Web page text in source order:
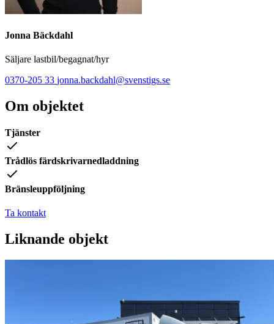
Jonna Bäckdahl
Säljare lastbil/begagnat/hyr
0370-205 33 jonna.backdahl@svenstigs.se
Om objektet
Tjänster
Trådlös färdskrivarnedladdning
Bränsleuppföljning
Ta kontakt
Liknande objekt